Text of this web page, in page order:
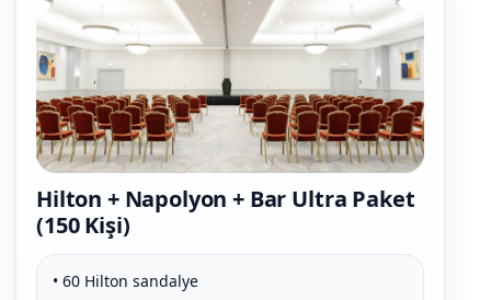
Hilton + Napolyon + Bar Ultra Paket
(150 Kişi)
• 60 Hilton sandalye